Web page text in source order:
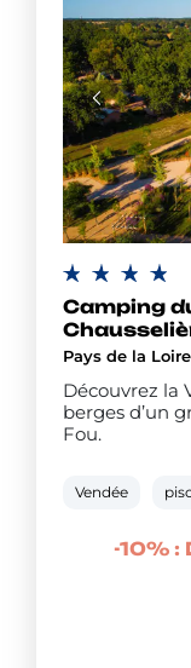
Camping
Pays de la
Découvrez la
berges d’un
Fou.
Vendée
-10% :